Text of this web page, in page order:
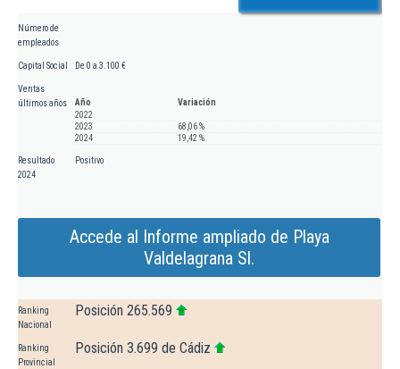
Número de
empleados
Capital Social De 0 a 3.100 €
Ventas
últimos años
Año
Variación
2022
2023
68,06 %
2024
19,42 %
Resultado
2024
Positivo
Accede al Informe ampliado de Playa
Valdelagrana Sl.
Ranking
Nacional
Posición 265.569
Ranking
Provincial
Posición 3.699 de Cádiz